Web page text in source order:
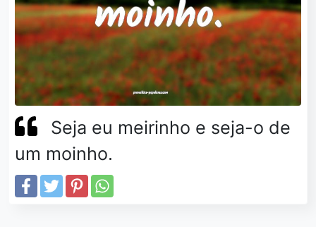
Seja eu meirinho e seja-o de
um moinho.